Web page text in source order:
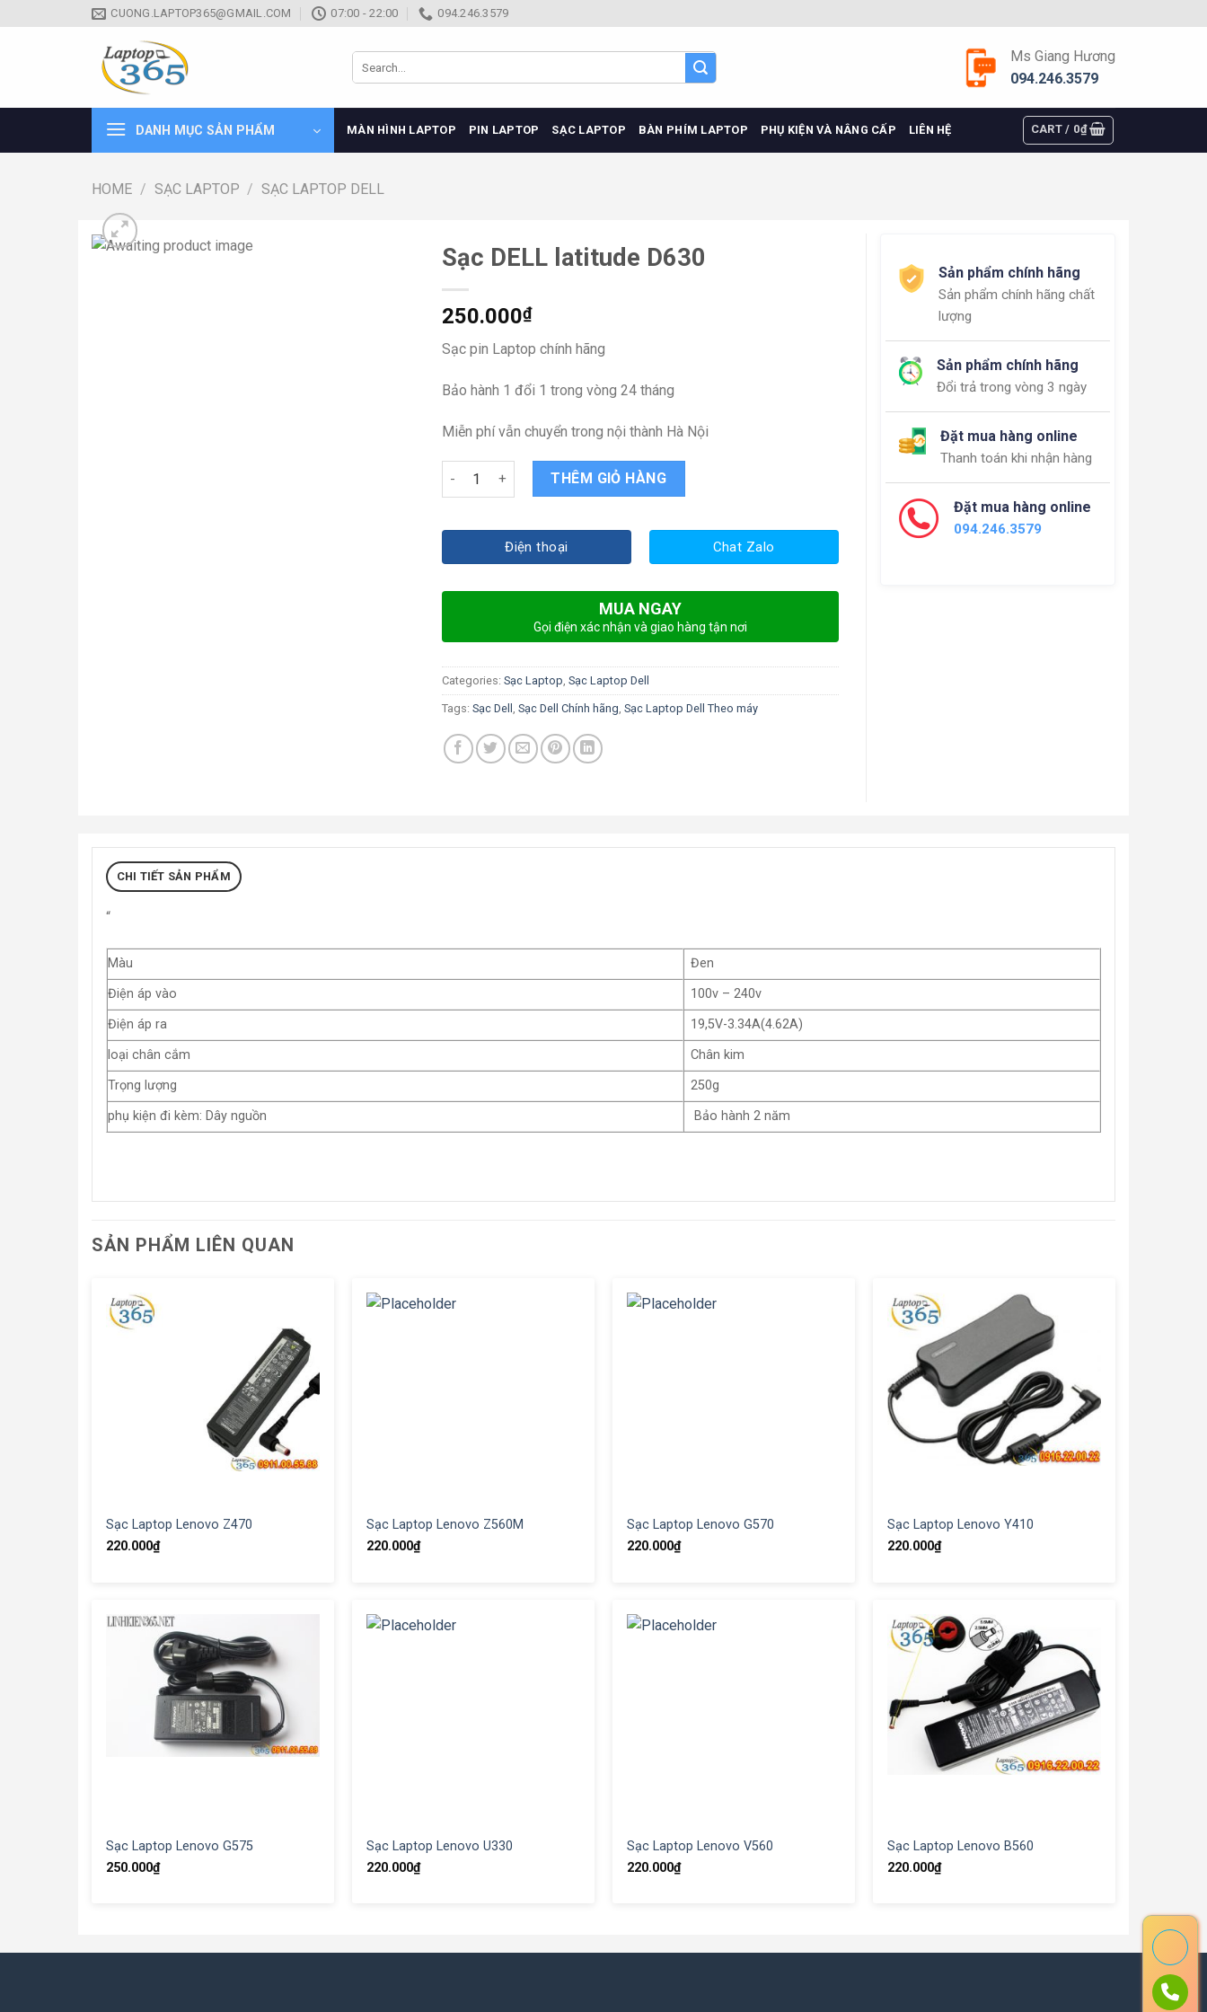
to
CUONG.LAPTOP365@GMAIL.COM 07:00 - 22:00 094.246.3579
Ms Giang Hương
094.246.3579
DANH MỤC SẢN PHẨM MÀN HÌNH LAPTOP PIN LAPTOP SẠC LAPTOP BÀN PHÍM LAPTOP PHỤ KIỆN VÀ NÂNG CẤP LIÊN HỆ CART / 0₫
HOME / SẠC LAPTOP / SẠC LAPTOP DELL
Sạc DELL latitude D630
250.000₫
Sạc pin Laptop chính hãng
Bảo hành 1 đổi 1 trong vòng 24 tháng
Miễn phí vẫn chuyển trong nội thành Hà Nội
Sạc DELL latitude D630 quantity
THÊM GIỎ HÀNG
Điện thoại Chat Zalo
MUA NGAY
Gọi điện xác nhận và giao hàng tận nơi
Categories: Sạc Laptop Sạc Laptop Dell
Tags: Sạc Dell Sạc Dell Chính hãng Sạc Laptop Dell Theo máy
Sản phẩm chính hãng
Sản phẩm chính hãng chất
lượng
Sản phẩm chính hãng
Đổi trả trong vòng 3 ngày
Đặt mua hàng online
Thanh toán khi nhận hàng
Đặt mua hàng online
094.246.3579
CHI TIẾT SẢN PHẨM
“
Màu
Đen
Điện áp vào
100v – 240v
Điện áp ra
19,5V-3.34A(4.62A)
loại chân cắm
Chân kim
Trọng lượng
250g
phụ kiện đi kèm: Dây nguồn
Bảo hành 2 năm
SẢN PHẨM LIÊN QUAN
Sạc Laptop Lenovo Z470
220.000₫
Sạc Laptop Lenovo Z560M
220.000₫
Sạc Laptop Lenovo G570
220.000₫
Sạc Laptop Lenovo Y410
220.000₫
Sạc Laptop Lenovo G575
250.000₫
Sạc Laptop Lenovo U330
220.000₫
Sạc Laptop Lenovo V560
220.000₫
Sạc Laptop Lenovo B560
220.000₫